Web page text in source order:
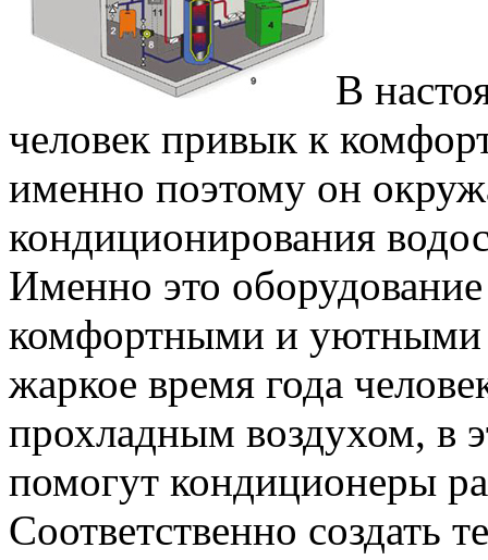
В
человек привык к
именно поэтому он
кондиционирования
Именно это
комфортными и уютными
жаркое время года
прохладным воздухом, в
помогут кондиционеры
Соответственно создать